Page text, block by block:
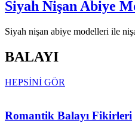
Siyah Nişan Abiye
Siyah nişan abiye modelleri ile
BALAYI
HEPSİNİ GÖR
Romantik Balayı Fikirleri